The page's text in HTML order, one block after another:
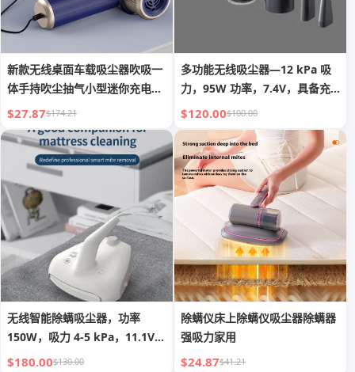
新款无线桌面车载吸尘器吹吸一
体手持吹尘抽气小型迷你充电吸
尘器
$27.87$174.21
多功能无线吸尘器—12 kPa 吸
力，95W 功率，7.4V，具备充
气、吹气与露营灯功能
$120.00$100.00
无线智能除螨吸尘器，功率
150W，吸力 4-5 kPa，11.1V，
续航 40-50 分钟
$180.00$130.00
除螨仪床上除螨仪吸尘器除螨器
强吸力家用
$24.87$41.21